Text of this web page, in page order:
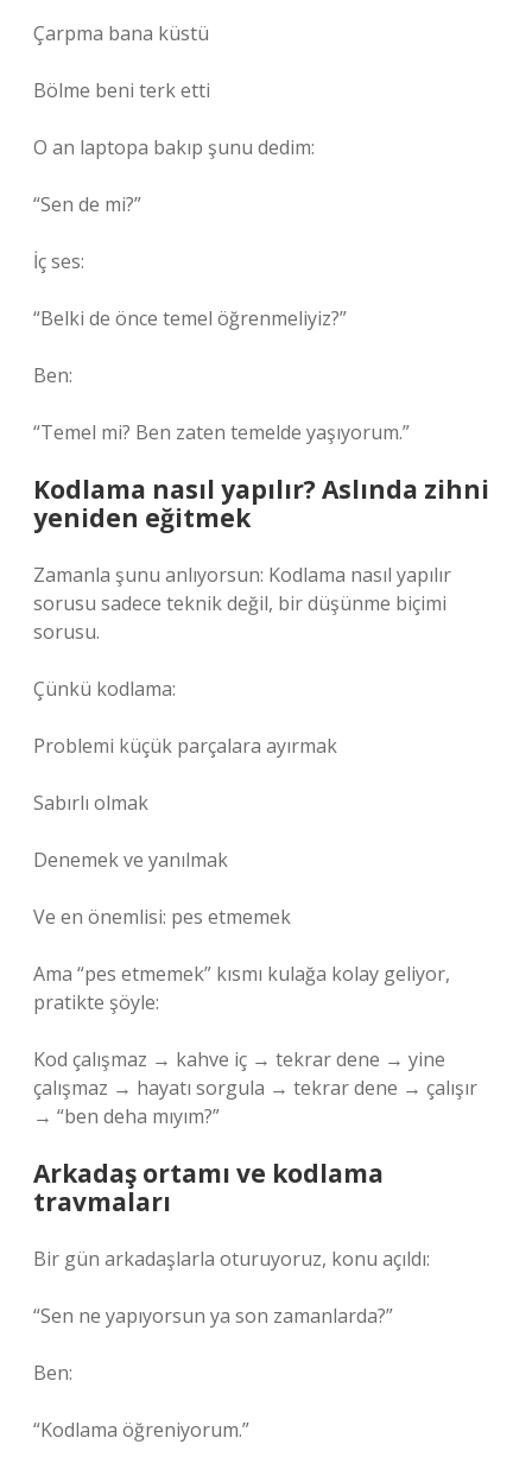
Çarpma bana küstü
Bölme beni terk etti
O an laptopa bakıp şunu dedim:
“Sen de mi?”
İç ses:
“Belki de önce temel öğrenmeliyiz?”
Ben:
“Temel mi? Ben zaten temelde yaşıyorum.”
Kodlama nasıl yapılır? Aslında zihni
yeniden eğitmek
Zamanla şunu anlıyorsun: Kodlama nasıl yapılır
sorusu sadece teknik değil, bir düşünme biçimi
sorusu.
Çünkü kodlama:
Problemi küçük parçalara ayırmak
Sabırlı olmak
Denemek ve yanılmak
Ve en önemlisi: pes etmemek
Ama “pes etmemek” kısmı kulağa kolay geliyor,
pratikte şöyle:
Kod çalışmaz → kahve iç → tekrar dene → yine
çalışmaz → hayatı sorgula → tekrar dene → çalışır
→ “ben deha mıyım?”
Arkadaş ortamı ve kodlama
travmaları
Bir gün arkadaşlarla oturuyoruz, konu açıldı:
“Sen ne yapıyorsun ya son zamanlarda?”
Ben:
“Kodlama öğreniyorum.”